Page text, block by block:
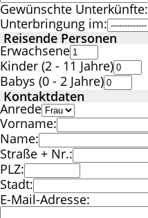
Gewünschte Unterkünfte:
Unterbringung im:
Reisende Personen
Erwachsene
Kinder (2 - 11 Jahre)
Babys (0 - 2 Jahre)
Kontaktdaten
Anrede
Vorname:
Name:
Straße + Nr.:
PLZ:
Stadt:
E-Mail-Adresse: